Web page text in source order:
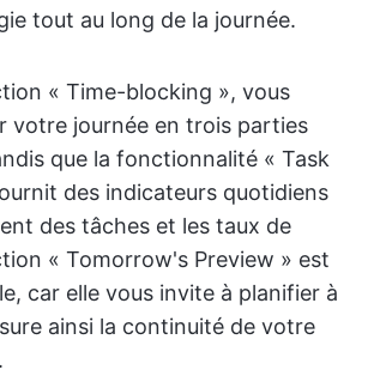
tout au long de la journée.
« Time-blocking », vous
votre journée en trois parties
que la fonctionnalité « Task
des indicateurs quotidiens
des tâches et les taux de
« Tomorrow's Preview » est
car elle vous invite à planifier à
ainsi la continuité de votre